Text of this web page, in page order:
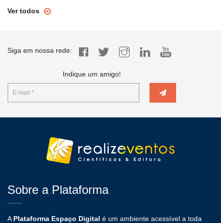
Ver todos
Siga em nossa rede:
Indique um amigo!
Sobre a Plataforma
A Plataforma Espaço Digital é um ambiente acessível a toda